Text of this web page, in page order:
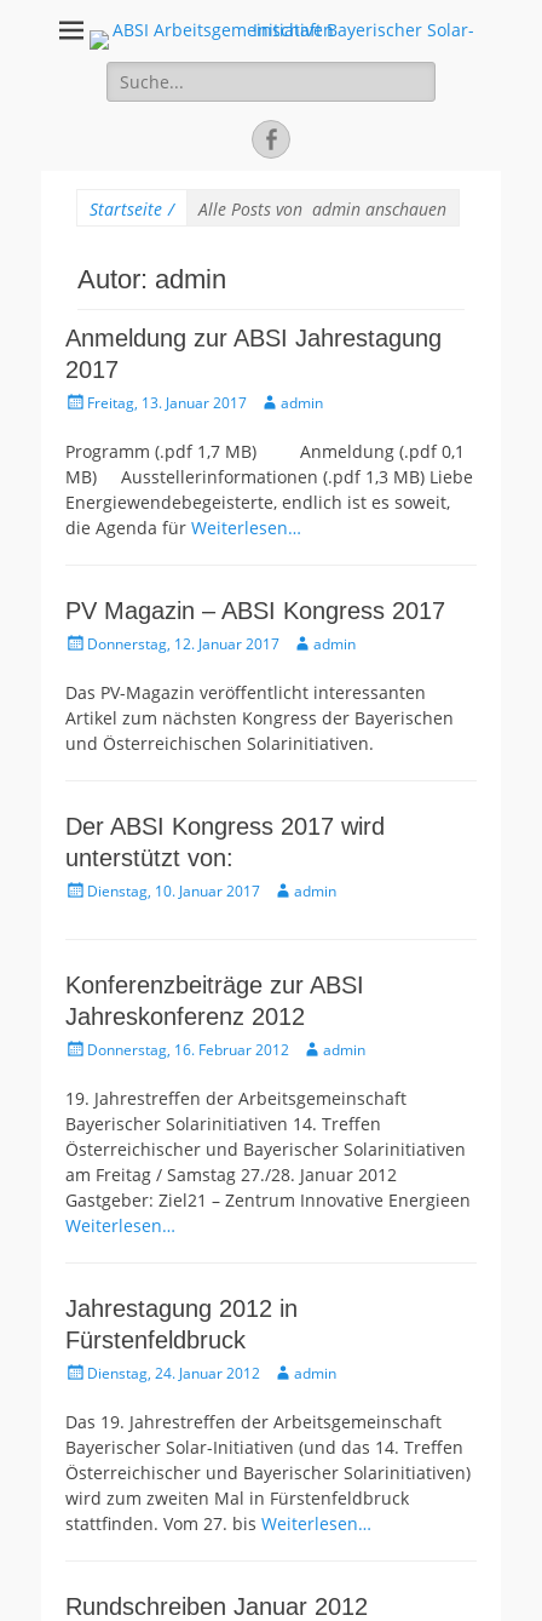
ABSI
100% Erneuerbare Energien
Suche
für:
Facebook
Startseite / Alle Posts von admin anschauen
Autor: admin
Anmeldung zur ABSI Jahrestagung
2017
Gepostet
Freitag, 13. Januar 2017 Autoradmin
Programm (.pdf 1,7 MB) Anmeldung (.pdf 0,1
MB) Ausstellerinformationen (.pdf 1,3 MB) Liebe
Energiewendebegeisterte, endlich ist es soweit,
die Agenda für Weiterlesen…
PV Magazin – ABSI Kongress 2017
Gepostet
Donnerstag, 12. Januar 2017 Autoradmin
Das PV-Magazin veröffentlicht interessanten
Artikel zum nächsten Kongress der Bayerischen
und Österreichischen Solarinitiativen.
Der ABSI Kongress 2017 wird
unterstützt von:
Gepostet
Dienstag, 10. Januar 2017 Autoradmin
Konferenzbeiträge zur ABSI
Jahreskonferenz 2012
Gepostet
Donnerstag, 16. Februar 2012 Autoradmin
19. Jahrestreffen der Arbeitsgemeinschaft
Bayerischer Solarinitiativen 14. Treffen
Österreichischer und Bayerischer Solarinitiativen
am Freitag / Samstag 27./28. Januar 2012
Gastgeber: Ziel21 – Zentrum Innovative Energieen
Weiterlesen…
Jahrestagung 2012 in
Fürstenfeldbruck
Gepostet
Dienstag, 24. Januar 2012 Autoradmin
Das 19. Jahrestreffen der Arbeitsgemeinschaft
Bayerischer Solar-Initiativen (und das 14. Treffen
Österreichischer und Bayerischer Solarinitiativen)
wird zum zweiten Mal in Fürstenfeldbruck
stattfinden. Vom 27. bis Weiterlesen…
Rundschreiben Januar 2012